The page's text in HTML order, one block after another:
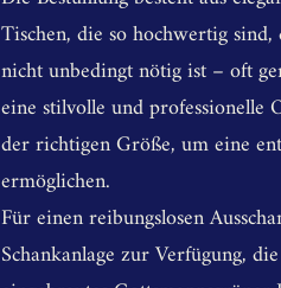
Tischen, die so hochwertig
nicht unbedingt nötig ist – oft
eine stilvolle und
der richtigen Größe, um eine
ermöglichen.
Für einen reibungslosen
Schankanlage zur Verfügung,